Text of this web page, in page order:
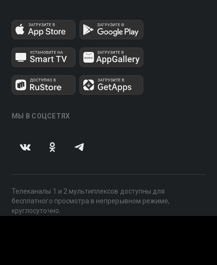
МЫ В СОЦСЕТЯХ
Телеканалы 1 и 2 мультиплексов доступны для
бесплатного просмотра в непрерывном режиме,
круглосуточно.